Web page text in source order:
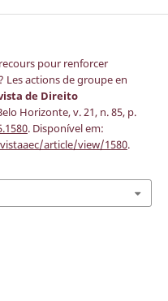
pour renforcer
Les actions de groupe en
de Direito
Horizonte, v. 21, n. 85, p.
. Disponível em:
article/view/1580.